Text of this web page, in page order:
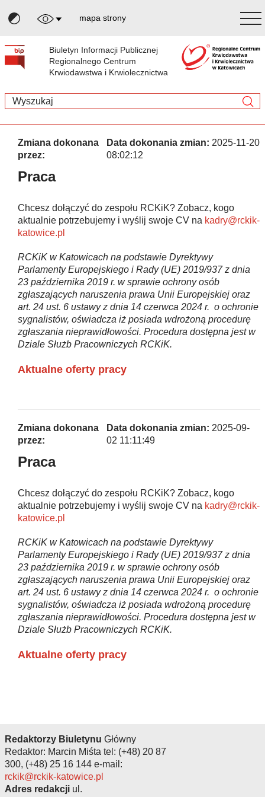
mapa strony
Biuletyn Informacji Publicznej
Regionalnego Centrum
Krwiodawstwa i Krwiolecznictwa
Zmiana dokonana
przez:
Data dokonania zmian: 2025-11-20
08:02:12
Praca
Chcesz dołączyć do zespołu RCKiK? Zobacz, kogo
aktualnie potrzebujemy i wyślij swoje CV na kadry@rckik-
katowice.pl
RCKiK w Katowicach na podstawie Dyrektywy
Parlamenty Europejskiego i Rady (UE) 2019/937 z dnia
23 października 2019 r. w sprawie ochrony osób
zgłaszających naruszenia prawa Unii Europejskiej oraz
art. 24 ust. 6 ustawy z dnia 14 czerwca 2024 r. o ochronie
sygnalistów, oświadcza iż posiada wdrożoną procedurę
zgłaszania nieprawidłowości. Procedura dostępna jest w
Dziale Służb Pracowniczych RCKiK.
Aktualne oferty pracy
Zmiana dokonana
przez:
Data dokonania zmian: 2025-09-
02 11:11:49
Praca
Chcesz dołączyć do zespołu RCKiK? Zobacz, kogo
aktualnie potrzebujemy i wyślij swoje CV na kadry@rckik-
katowice.pl
RCKiK w Katowicach na podstawie Dyrektywy
Parlamenty Europejskiego i Rady (UE) 2019/937 z dnia
23 października 2019 r. w sprawie ochrony osób
zgłaszających naruszenia prawa Unii Europejskiej oraz
art. 24 ust. 6 ustawy z dnia 14 czerwca 2024 r. o ochronie
sygnalistów, oświadcza iż posiada wdrożoną procedurę
zgłaszania nieprawidłowości. Procedura dostępna jest w
Dziale Służb Pracowniczych RCKiK.
Aktualne oferty pracy
Redaktorzy Biuletynu Główny
Redaktor: Marcin Miśta tel: (+48) 20 87
300, (+48) 25 16 144 e-mail:
rckik@rckik-katowice.pl
Adres redakcji ul.